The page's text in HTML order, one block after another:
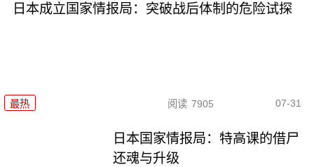
日本成立国家情报局：突破战后体制的危险试探
最热 阅读 7905 07-31
日本国家情报局：特高课的借尸
还魂与升级